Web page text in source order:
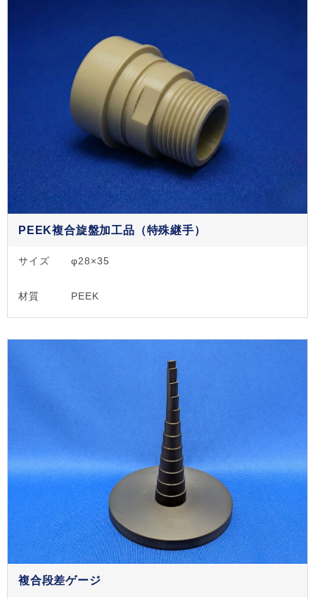
PEEK複合旋盤加工品（特殊継手）
サイズ φ28×35
材質 PEEK
複合段差ゲージ